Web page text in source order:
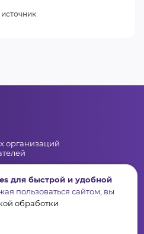
организаций
новости, мероприятия
для быстрой и удобной
пользоваться сайтом, вы
обработки